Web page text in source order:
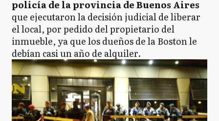
policía de la provincia de Buenos Aires
que ejecutaron la decisión judicial de liberar
el local, por pedido del propietario del
inmueble, ya que los dueños de la Boston le
debían casi un año de alquiler.